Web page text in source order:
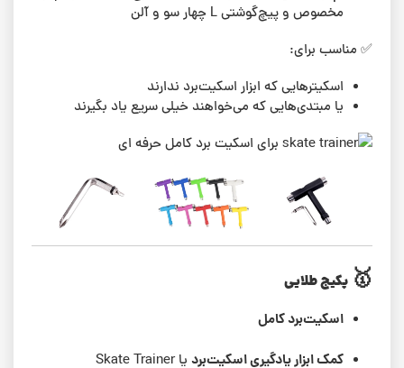
مخصوص و پیچ‌گوشتی L چهار سو و آلن
✅ مناسب برای:
اسکیترهایی که ابزار اسکیت‌برد ندارند
یا مبتدی‌هایی که می‌خواهند خیلی سریع یاد بگیرند
🥇 پکیج طلایی
اسکیت‌برد کامل
کمک ابزار یادگیری اسکیت‌برد یا Skate Trainer